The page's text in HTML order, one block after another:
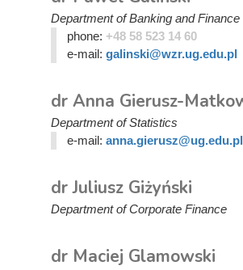
Department of Banking and Finance
phone: +48 58 523 14 60
e-mail: galinski@wzr.ug.edu.pl
dr Anna Gierusz-
Department of Statistics
e-mail: anna.gierusz@ug.edu.pl
dr Juliusz Giżyński
Department of Corporate Finance
dr Maciej Glamowski